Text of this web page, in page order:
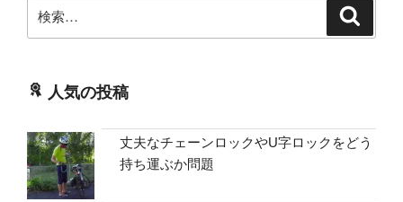
索:
人気の投稿
丈夫なチェーンロックやU字ロックをどう
持ち運ぶか問題